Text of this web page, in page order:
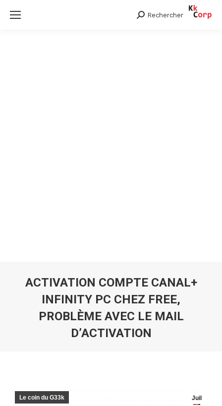
Search:
Rechercher
ACTIVATION COMPTE CANAL+
INFINITY PC CHEZ FREE,
PROBLÈME AVEC LE MAIL
D’ACTIVATION
Juil
Le coin du G33k